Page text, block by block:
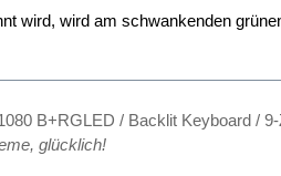
wird, wird am schwankenden
B+RGLED / Backlit Keyboard /
glücklich!